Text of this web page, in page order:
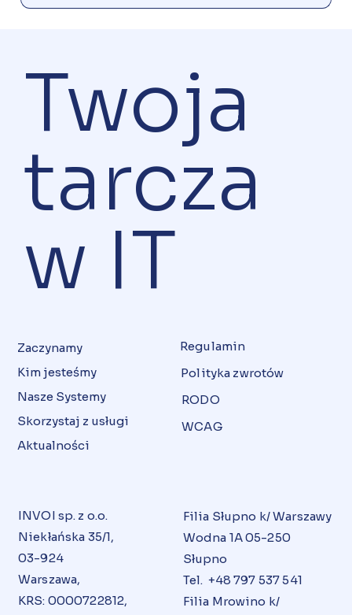
Twoja
tarcza
w IT
Zaczynamy
Kim jesteśmy
Nasze Systemy
Skorzystaj z usługi
Aktualności
Regulamin
Polityka zwrotów
RODO
WCAG
INVOI sp. z o.o.
Niekłańska 35/1,
03-924
Warszawa,
KRS: 0000722812,
Filia Słupno k/ Warszawy
Wodna 1A 05-250
Słupno
Tel. +48 797 537 541
Filia Mrowino k/